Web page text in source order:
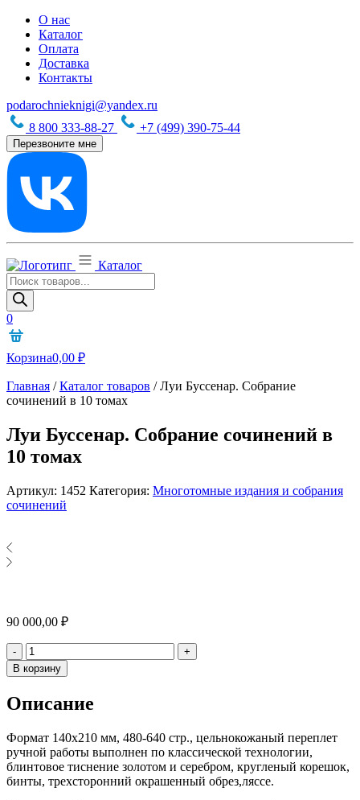
О нас
Каталог
Оплата
Доставка
Контакты
podarochnieknigi@yandex.ru
8 800 333-88-27
+7 (499) 390-75-44
Перезвоните мне
Каталог
Поиск
товаров
0
Корзина0,00 ₽
Главная /Каталог товаров /Луи Буссенар. Собрание
сочинений в 10 томах
Луи Буссенар. Собрание сочинений в
10 томах
Артикул: 1452 Категория: Многотомные издания и собрания
сочинений
90 000,00 ₽
- Количество
+
В корзину
Описание
Формат 140х210 мм, 480-640 стр., цельнокожаный переплет
ручной работы выполнен по классической технологии,
блинтовое тиснение золотом и серебром, кругленый корешок,
бинты, трехсторонний окрашенный обрез,ляссе.